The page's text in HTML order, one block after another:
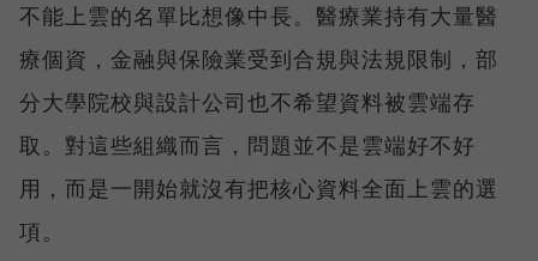
不能上雲的名單比想像中長。醫療業持有大量醫
療個資，金融與保險業受到合規與法規限制，部
分大學院校與設計公司也不希望資料被雲端存
取。對這些組織而言，問題並不是雲端好不好
用，而是一開始就沒有把核心資料全面上雲的選
項。